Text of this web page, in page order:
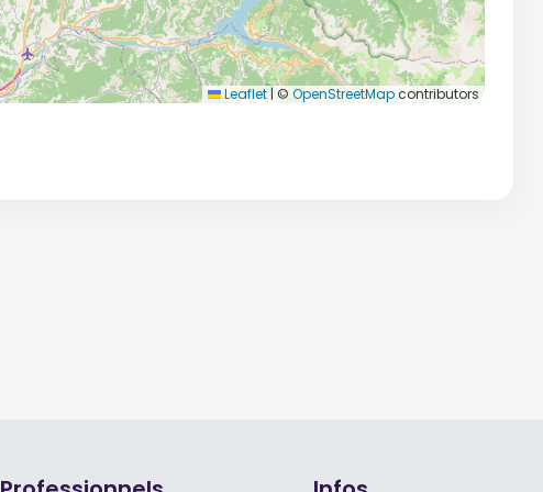
Leaflet |© OpenStreetMapcontributors